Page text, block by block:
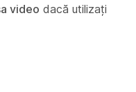
video dacă utilizați